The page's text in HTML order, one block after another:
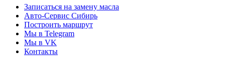
Записаться на замену масла
Авто-Сервис Сибирь
Построить маршрут
Мы в Telegram
Мы в VK
Контакты